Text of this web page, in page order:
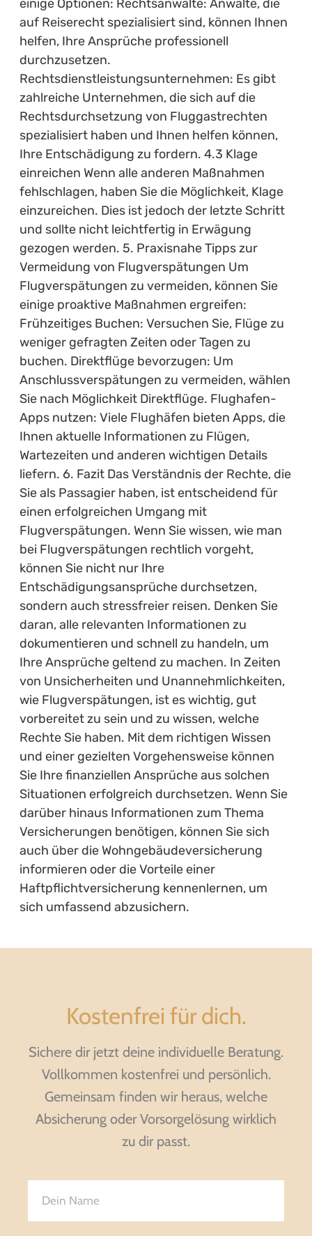
einige Optionen: Rechtsanwälte: Anwälte, die
auf Reiserecht spezialisiert sind, können Ihnen
helfen, Ihre Ansprüche professionell
durchzusetzen.
Rechtsdienstleistungsunternehmen: Es gibt
zahlreiche Unternehmen, die sich auf die
Rechtsdurchsetzung von Fluggastrechten
spezialisiert haben und Ihnen helfen können,
Ihre Entschädigung zu fordern. 4.3 Klage
einreichen Wenn alle anderen Maßnahmen
fehlschlagen, haben Sie die Möglichkeit, Klage
einzureichen. Dies ist jedoch der letzte Schritt
und sollte nicht leichtfertig in Erwägung
gezogen werden. 5. Praxisnahe Tipps zur
Vermeidung von Flugverspätungen Um
Flugverspätungen zu vermeiden, können Sie
einige proaktive Maßnahmen ergreifen:
Frühzeitiges Buchen: Versuchen Sie, Flüge zu
weniger gefragten Zeiten oder Tagen zu
buchen. Direktflüge bevorzugen: Um
Anschlussverspätungen zu vermeiden, wählen
Sie nach Möglichkeit Direktflüge. Flughafen-
Apps nutzen: Viele Flughäfen bieten Apps, die
Ihnen aktuelle Informationen zu Flügen,
Wartezeiten und anderen wichtigen Details
liefern. 6. Fazit Das Verständnis der Rechte, die
Sie als Passagier haben, ist entscheidend für
einen erfolgreichen Umgang mit
Flugverspätungen. Wenn Sie wissen, wie man
bei Flugverspätungen rechtlich vorgeht,
können Sie nicht nur Ihre
Entschädigungsansprüche durchsetzen,
sondern auch stressfreier reisen. Denken Sie
daran, alle relevanten Informationen zu
dokumentieren und schnell zu handeln, um
Ihre Ansprüche geltend zu machen. In Zeiten
von Unsicherheiten und Unannehmlichkeiten,
wie Flugverspätungen, ist es wichtig, gut
vorbereitet zu sein und zu wissen, welche
Rechte Sie haben. Mit dem richtigen Wissen
und einer gezielten Vorgehensweise können
Sie Ihre finanziellen Ansprüche aus solchen
Situationen erfolgreich durchsetzen. Wenn Sie
darüber hinaus Informationen zum Thema
Versicherungen benötigen, können Sie sich
auch über die Wohngebäudeversicherung
informieren oder die Vorteile einer
Haftpflichtversicherung kennenlernen, um
sich umfassend abzusichern.
Kostenfrei für dich.
Sichere dir jetzt deine individuelle Beratung.
Vollkommen kostenfrei und persönlich.
Gemeinsam finden wir heraus, welche
Absicherung oder Vorsorgelösung wirklich
zu dir passt.